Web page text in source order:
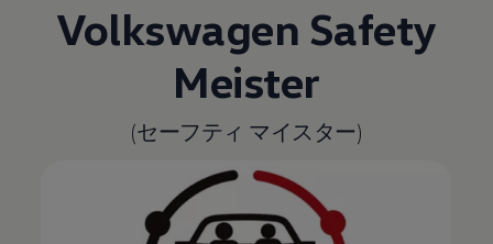
Volkswagen Safety
Meister
(セーフティ マイスター)